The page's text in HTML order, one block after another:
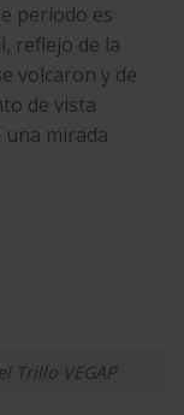
período es
reflejo de la
volcaron y de
de vista
mirada
Trillo VEGAP